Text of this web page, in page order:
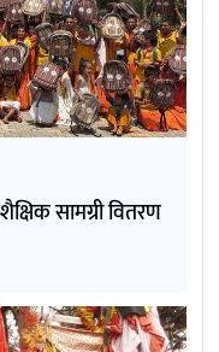
सामग्री वितरण